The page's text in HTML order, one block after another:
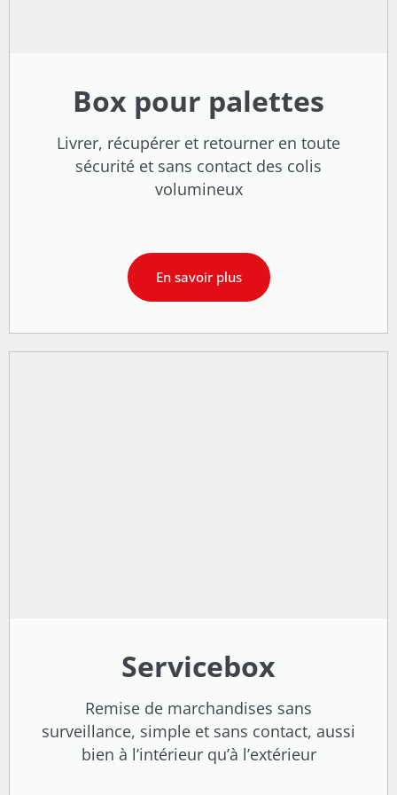
Box pour palettes
Livrer, récupérer et retourner en toute
sécurité et sans contact des colis
volumineux
En savoir plus
Servicebox
Remise de marchandises sans
surveillance, simple et sans contact, aussi
bien à l’intérieur qu’à l’extérieur